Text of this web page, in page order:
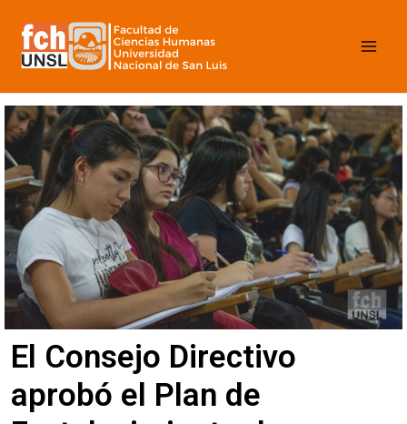
contenido
El Consejo Directivo
aprobó el Plan de